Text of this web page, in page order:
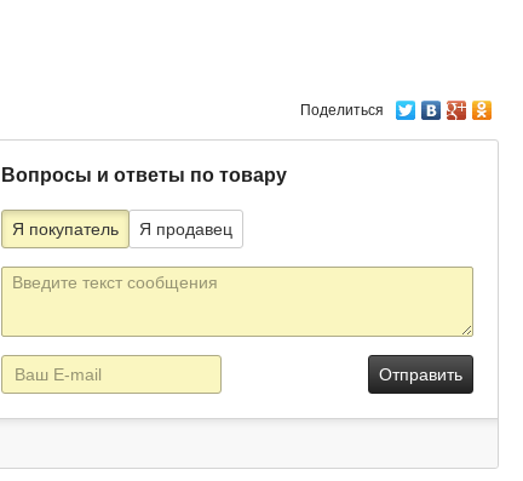
Поделиться
Вопросы и ответы по товару
Я покупатель Я продавец
Текст
E-
mail